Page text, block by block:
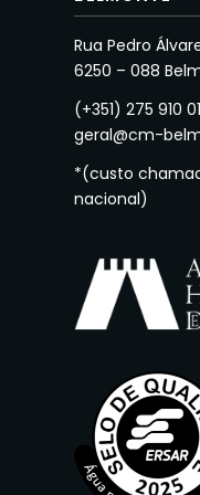
Rua Pedro
6250 – 088
(+351) 275 910
geral@cm-
*(custo
nacional)